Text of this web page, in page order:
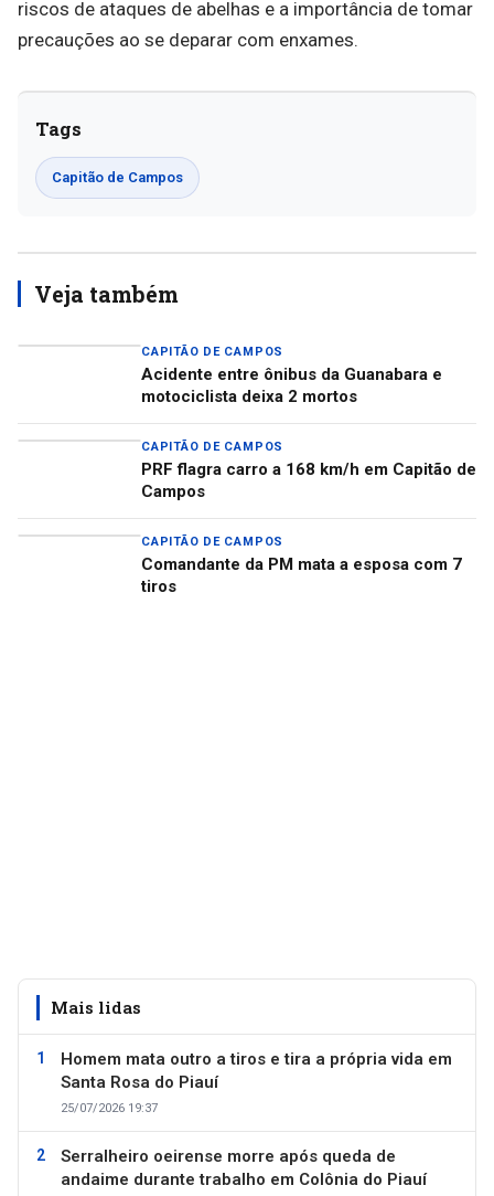
riscos de ataques de abelhas e a importância de tomar
precauções ao se deparar com enxames.
Tags
Capitão de Campos
Veja também
CAPITÃO DE CAMPOS
Acidente entre ônibus da Guanabara e
motociclista deixa 2 mortos
CAPITÃO DE CAMPOS
PRF flagra carro a 168 km/h em Capitão de
Campos
CAPITÃO DE CAMPOS
Comandante da PM mata a esposa com 7
tiros
Mais lidas
Homem mata outro a tiros e tira a própria vida em
Santa Rosa do Piauí
25/07/2026 19:37
Serralheiro oeirense morre após queda de
andaime durante trabalho em Colônia do Piauí